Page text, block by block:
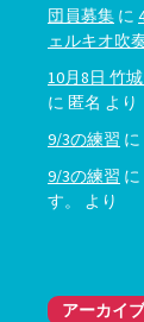
団員募集 に
ェルキオ吹
10月8日 竹
に 匿名 より
9/3の練習 に
9/3の練習 に
す。
より
アーカイブ